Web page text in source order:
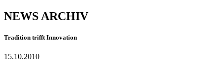
NEWS ARCHIV
Tradition trifft Innovation
15.10.2010